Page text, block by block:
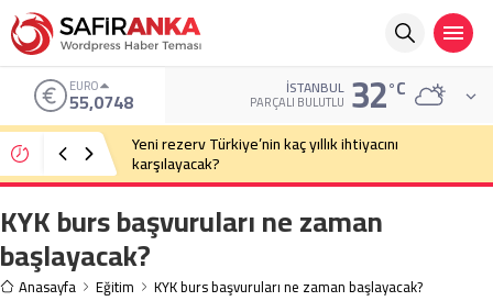
ALTIN
6.623,43 İSTANBUL
PARÇALI BULUTLU 32°C
Eski Anayasa Mahkemesi Başkanı Yekta Güngör
Özden: Yargıçlar siyasal iktidara güvenerek böyle
kararlar alıyor
KYK burs başvuruları ne zaman
başlayacak?
Anasayfa Eğitim KYK burs başvuruları ne zaman başlayacak?